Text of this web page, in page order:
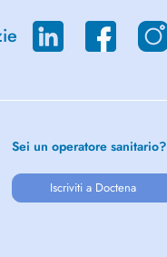
Sei un operatore sanitario?
Iscriviti a Doctena